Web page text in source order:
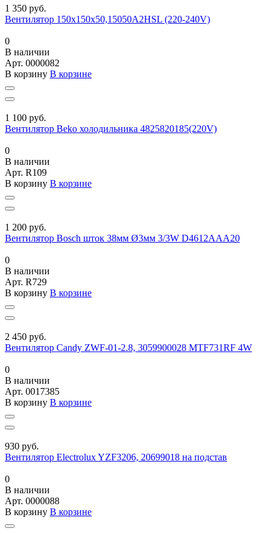
1 350 руб.
Вентилятор 150х150х50,15050A2HSL (220-240V)
0
В наличии
Арт. 0000082
В корзину В корзине
1 100 руб.
Вентилятор Beko холодильника 4825820185(220V)
0
В наличии
Арт. R109
В корзину В корзине
1 200 руб.
Вентилятор Bosch шток 38мм Ø3мм 3/3W D4612AAA20
0
В наличии
Арт. R729
В корзину В корзине
2 450 руб.
Вентилятор Candy ZWF-01-2.8, 3059900028 MTF731RF 4W
0
В наличии
Арт. 0017385
В корзину В корзине
930 руб.
Вентилятор Electrolux YZF3206, 20699018 на подстав
0
В наличии
Арт. 0000088
В корзину В корзине